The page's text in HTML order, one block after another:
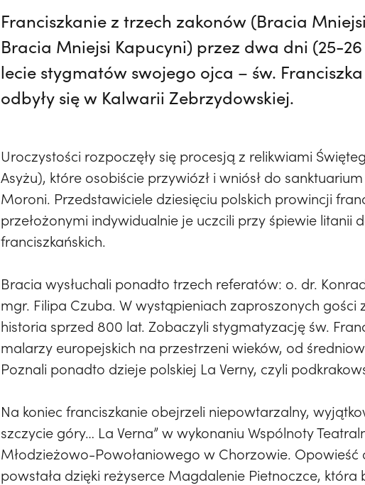
Franciszkanie z trzech zakonów (Bracia
Bracia Mniejsi Kapucyni) przez dwa dni (25-
lecie stygmatów swojego ojca – św.
odbyły się w Kalwarii Zebrzydowskiej.
Uroczystości rozpoczęły się procesją z relikwiami
Asyżu), które osobiście przywiózł i wniósł do
Moroni. Przedstawiciele dziesięciu polskich prowincji
przełożonymi indywidualnie je uczcili przy śpiewie litanii
franciszkańskich.
Bracia wysłuchali ponadto trzech referatów: o. dr.
mgr. Filipa Czuba. W wystąpieniach zaproszonych
historia sprzed 800 lat. Zobaczyli stygmatyzację św.
malarzy europejskich na przestrzeni wieków, od
Poznali ponadto dzieje polskiej La Verny, czyli
Na koniec franciszkanie obejrzeli niepowtarzalny,
szczycie góry… La Verna” w wykonaniu Wspólnoty
Młodzieżowo-Powołaniowego w Chorzowie. Opowieść
powstała dzięki reżyserce Magdalenie Pietnoczce, która